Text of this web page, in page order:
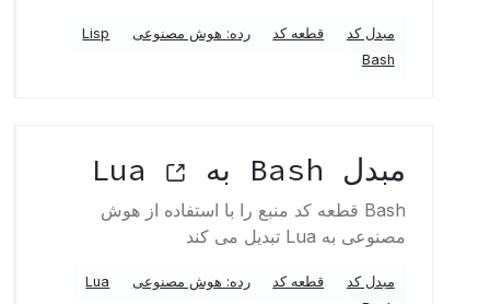
مبدل کد قطعه کد رده: هوش مصنوعی
Lisp
Bash
مبدل Bash به Lua
Bash قطعه کد منبع را با استفاده از هوش
مصنوعی به Lua تبدیل می کند
مبدل کد قطعه کد رده: هوش مصنوعی
Lua